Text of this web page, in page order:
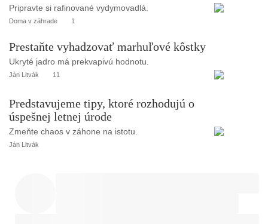
Pripravte si rafinované vydymovadlá.
Doma v záhrade 1
Prestaňte vyhadzovať marhuľové kôstky
Ukryté jadro má prekvapivú hodnotu.
Ján Litvák 11
Predstavujeme tipy, ktoré rozhodujú o
úspešnej letnej úrode
Zmeňte chaos v záhone na istotu.
Ján Litvák